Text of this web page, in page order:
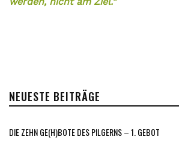
NEUESTE BEITRÄGE
DIE ZEHN GE(H)BOTE DES PILGERNS – 1. GEBOT